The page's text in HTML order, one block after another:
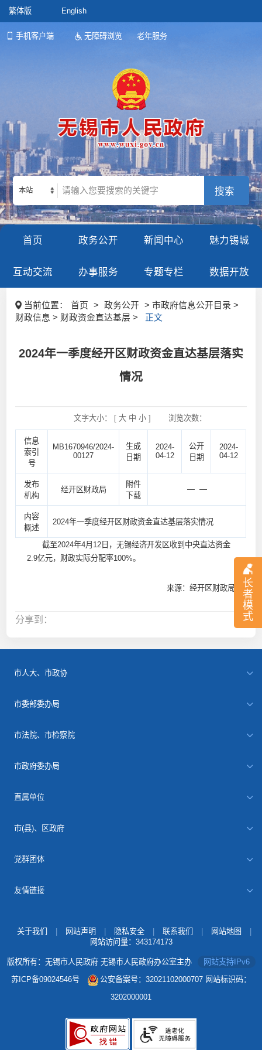
繁体版 English
手机客户端 无障碍浏览 老年服务
长
者
模
式
本站
首页 政务公开 新闻中心 魅力锡城
互动交流 办事服务 专题专栏 数据开放
当前位置： 首页 > 政务公开
> 市政府信息公开目录 >
财政信息 > 财政资金直达基层 >
正文
2024年一季度经开区财政资金直达基层落实
情况
文字大小： [ 大 中 小] 浏览次数：
信息
索引
号
MB1670946/2024-
00127
生成
日期
2024-
04-12
公开
日期
2024-
04-12
发布
机构
经开区财政局
附件
下载
— —
内容
概述
2024年一季度经开区财政资金直达基层落实情况
截至2024年4月12日，无锡经济开发区收到中央直达资金
2.9亿元，财政实际分配率100%。
来源：经开区财政局
分享到：
市人大、市政协
市委部委办局
市法院、市检察院
市政府委办局
直属单位
市(县)、区政府
党群团体
友情链接
关于我们 网站声明 隐私安全 联系我们 网站地图
网站访问量： 343174173
版权所有：无锡市人民政府 无锡市人民政府办公室主办
网站支持IPv6
苏ICP备09024546号
公安备案号：32021102000707 网站标识码：
3202000001